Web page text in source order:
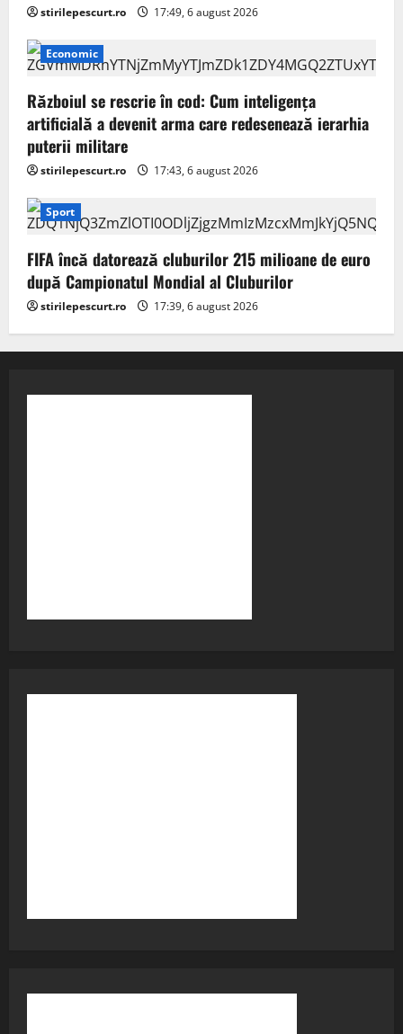
stirilepescurt.ro 17:49, 6 august 2026
Economic
Războiul se rescrie în cod: Cum inteligența
artificială a devenit arma care redesenează ierarhia
puterii militare
stirilepescurt.ro 17:43, 6 august 2026
Sport
FIFA încă datorează cluburilor 215 milioane de euro
după Campionatul Mondial al Cluburilor
stirilepescurt.ro 17:39, 6 august 2026